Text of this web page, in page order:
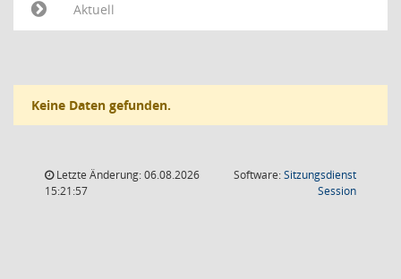
Aktuell
Keine Daten gefunden.
Letzte Änderung: 06.08.2026
15:21:57
Software:Sitzungsdienst
Session(Wird in